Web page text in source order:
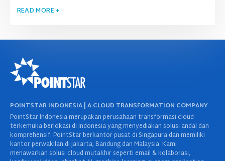
READ MORE +
POINTSTAR INDONESIA | A CLOUD TRANSFORMATION COMPANY
PointStar Indonesia merupakan perusahaan transformasi cloud
terkemuka berlokasi di Indonesia yang menyediakan solusi andal dan
komprehensif. PointStar berkantor pusat di Singapura dan memiliki
kantor perwakilan di Jakarta, Bandung dan Malaysia. Kami
menawarkan solusi cloud mutakhir seperti email & kolaborasi,